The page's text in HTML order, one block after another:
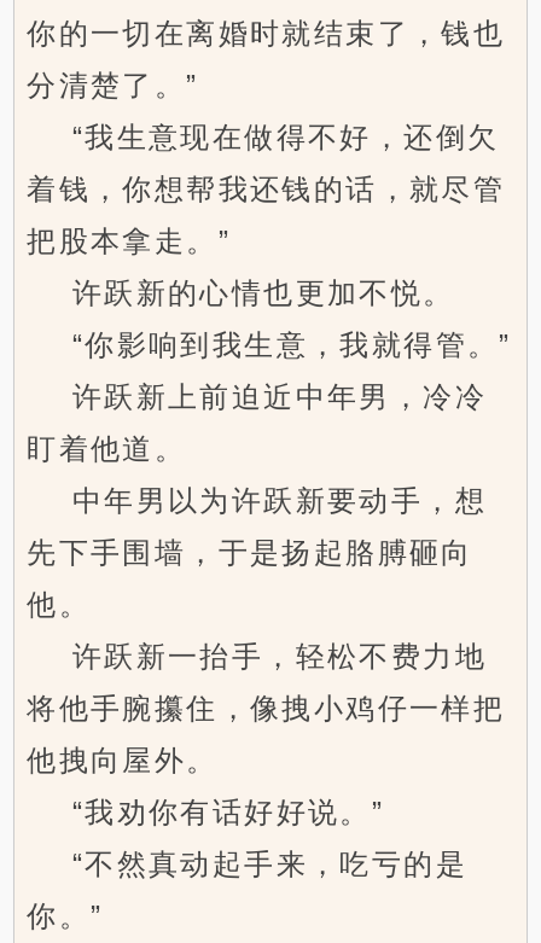
你的一切在离婚时就结束了，钱也
分清楚了。”
“我生意现在做得不好，还倒欠
着钱，你想帮我还钱的话，就尽管
把股本拿走。”
许跃新的心情也更加不悦。
“你影响到我生意，我就得管。”
许跃新上前迫近中年男，冷冷
盯着他道。
中年男以为许跃新要动手，想
先下手围墙，于是扬起胳膊砸向
他。
许跃新一抬手，轻松不费力地
将他手腕攥住，像拽小鸡仔一样把
他拽向屋外。
“我劝你有话好好说。”
“不然真动起手来，吃亏的是
你。”